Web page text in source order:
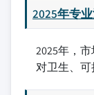
2025年专
2025年，
对卫生、可